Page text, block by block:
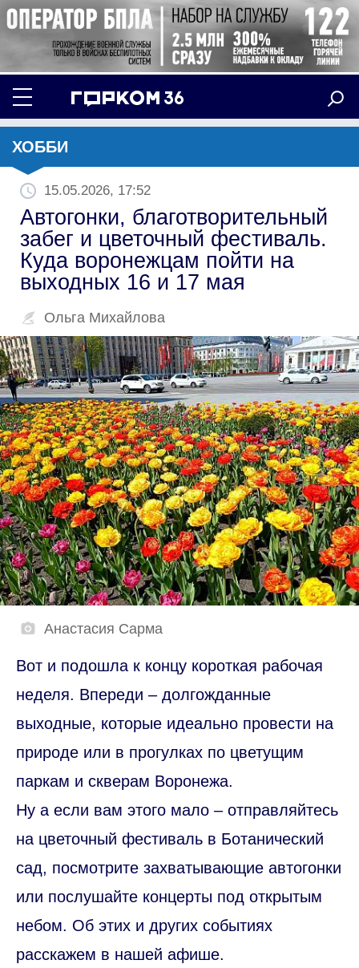
ХОББИ
15.05.2026, 17:52
Автогонки, благотворительный
забег и цветочный фестиваль.
Куда воронежцам пойти на
выходных 16 и 17 мая
Ольга Михайлова
Анастасия Сарма
Вот и подошла к концу короткая рабочая
неделя. Впереди – долгожданные
выходные, которые идеально провести на
природе или в прогулках по цветущим
паркам и скверам Воронежа.
Ну а если вам этого мало – отправляйтесь
на цветочный фестиваль в Ботанический
сад, посмотрите захватывающие автогонки
или послушайте концерты под открытым
небом. Об этих и других событиях
расскажем в нашей афише.